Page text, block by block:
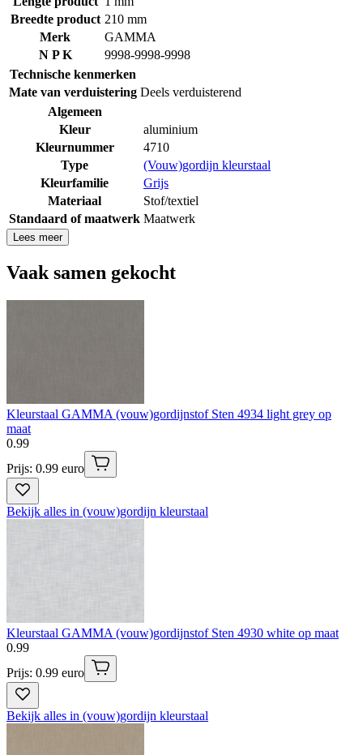
Breedte product 210 mm
Merk
GAMMA
N P K
9998-9998-9998
Technische kenmerken
Mate van verduistering Deels verduisterend
Algemeen
Kleur
aluminium
Kleurnummer
4710
Type
(Vouw)gordijn kleurstaal
Kleurfamilie
Grijs
Materiaal
Stof/textiel
Standaard of maatwerk Maatwerk
Lees meer
Vaak samen gekocht
Kleurstaal GAMMA (vouw)gordijnstof Sten 4934 light grey op
maat
0.99
Prijs: 0.99 euro
Bekijk alles in (vouw)gordijn kleurstaal
Kleurstaal GAMMA (vouw)gordijnstof Sten 4930 white op maat
0.99
Prijs: 0.99 euro
Bekijk alles in (vouw)gordijn kleurstaal